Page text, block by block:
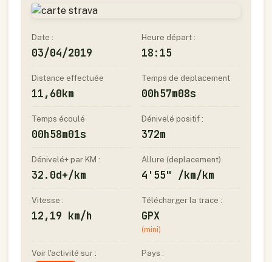
Date :
03/04/2019
Heure départ :
18:15
Distance effectuée
11,60km
Temps de deplacement
00h57m08s
Temps écoulé
00h58m01s
Dénivelé positif :
372m
Dénivelé+ par KM :
32.0d+/km
Allure (deplacement)
4'55" /km/km
Vitesse :
12,19 km/h
Télécharger la trace :
GPX
(mini)
Voir l'activité sur : Pays :